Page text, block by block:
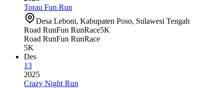
Torau Fun Run
Desa Leboni, Kabupaten Poso, Sulawesi Tengah
Road RunFun RunRace5K
Road RunFun RunRace
5K
Des
13
2025
Crazy Night Run